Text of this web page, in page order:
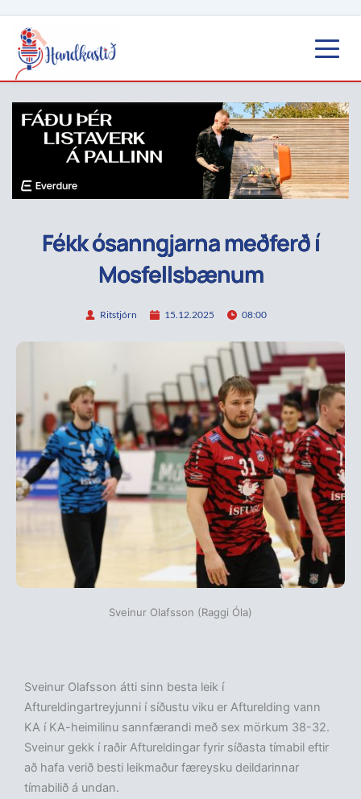
Fékk ósanngjarna meðferð í
Mosfellsbænum
Ritstjórn 15.12.2025 08:00
Sveinur Olafsson (Raggi Óla)
Sveinur Olafsson átti sinn besta leik í
Aftureldingartreyjunni í síðustu viku er Afturelding vann
KA í KA-heimilinu sannfærandi með sex mörkum 38-32.
Sveinur gekk í raðir Aftureldingar fyrir síðasta tímabil eftir
að hafa verið besti leikmaður færeysku deildarinnar
tímabilið á undan.